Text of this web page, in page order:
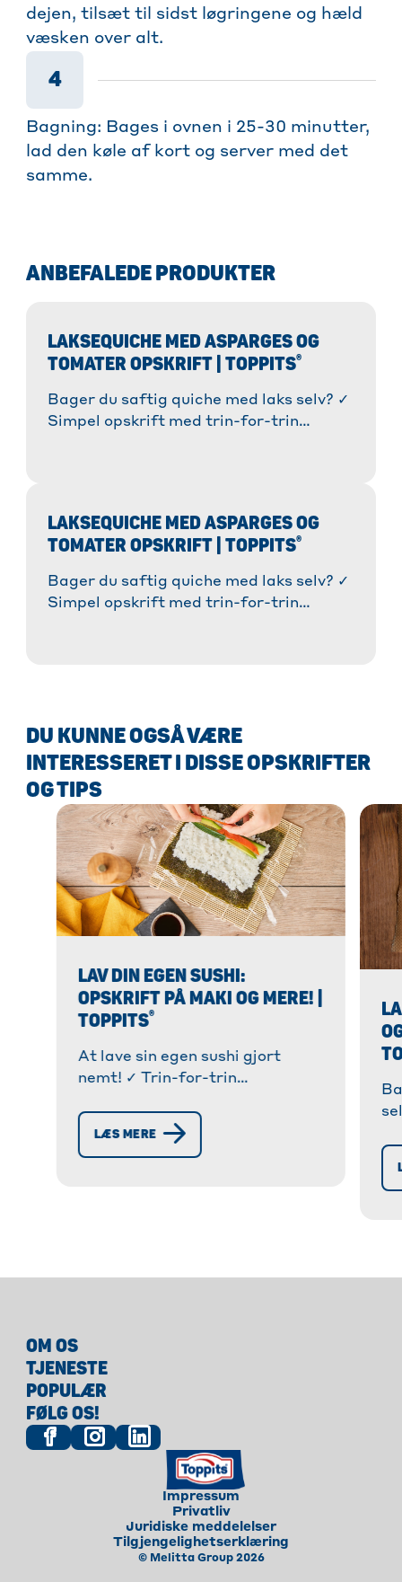
dejen, tilsæt til sidst løgringene og hæld
væsken over alt.
4
Bagning: Bages i ovnen i 25-30 minutter,
lad den køle af kort og server med det
samme.
ANBEFALEDE PRODUKTER
LAKSEQUICHE MED ASPARGES OG
TOMATER OPSKRIFT | TOPPITS®
Bager du saftig quiche med laks selv? ✓
Simpel opskrift med trin-for-trin
LAKSEQUICHE MED ASPARGES OG
TOMATER OPSKRIFT | TOPPITS®
Bager du saftig quiche med laks selv? ✓
Simpel opskrift med trin-for-trin
DU KUNNE OGSÅ VÆRE
INTERESSERET I DISSE OPSKRIFTER
OG TIPS
LAV DIN EGEN SUSHI:
OPSKRIFT PÅ MAKI OG MERE! |
TOPPITS®
At lave sin egen sushi gjort
nemt! ✓ Trin-for-trin
ruller. ✓ Tips & tricks til
begyndere. » Opdag nu!
LÆS MERE
OM OS
TJENESTE
POPULÆR
FØLG OS!
© Melitta Group 2026
Impressum
Privatliv
Juridiske meddelelser
Tilgjengelighetserklæring